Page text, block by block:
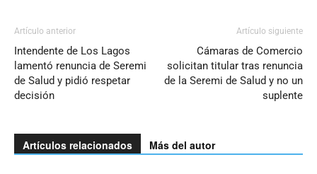
Artículo anterior
Intendente de Los Lagos
lamentó renuncia de Seremi
de Salud y pidió respetar
decisión
Artículo siguiente
Cámaras de Comercio
solicitan titular tras renuncia
de la Seremi de Salud y no un
suplente
Artículos relacionados Más del autor